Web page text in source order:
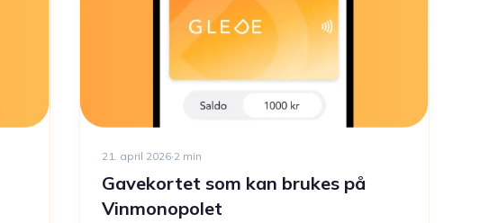
21. april 2026·2min
Gavekortet som kan brukes på
Vinmonopolet